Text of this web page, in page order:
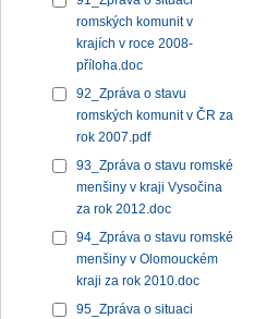
romských komunit v
krajích v roce 2008-
příloha.doc
92_Zpráva o stavu
romských komunit v ČR za
rok 2007.pdf
93_Zpráva o stavu romské
menšiny v kraji Vysočina
za rok 2012.doc
94_Zpráva o stavu romské
menšiny v Olomouckém
kraji za rok 2010.doc
95_Zpráva o situaci